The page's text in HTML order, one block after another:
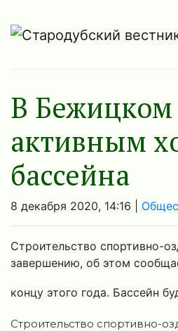
В Бежицком
активным
бассейна
8 декабря 2020, 14:16 |
Строительство спортивно-
завершению, об этом
концу этого года. Бассейн
Строительство спортивно-